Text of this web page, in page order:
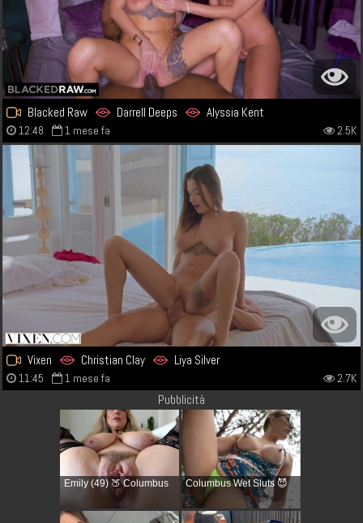
Blacked Raw Darrell Deeps Alyssia Kent
12:48 1 mese fa 2.5K
Vixen Christian Clay Liya Silver
11:45 1 mese fa 2.7K
Pubblicità
Emily (49) 🍑 Columbus Columbus Wet Sluts 😈